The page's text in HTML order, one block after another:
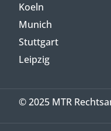
Koeln
Munich
Stuttgart
Leipzig
© 2025 MTR